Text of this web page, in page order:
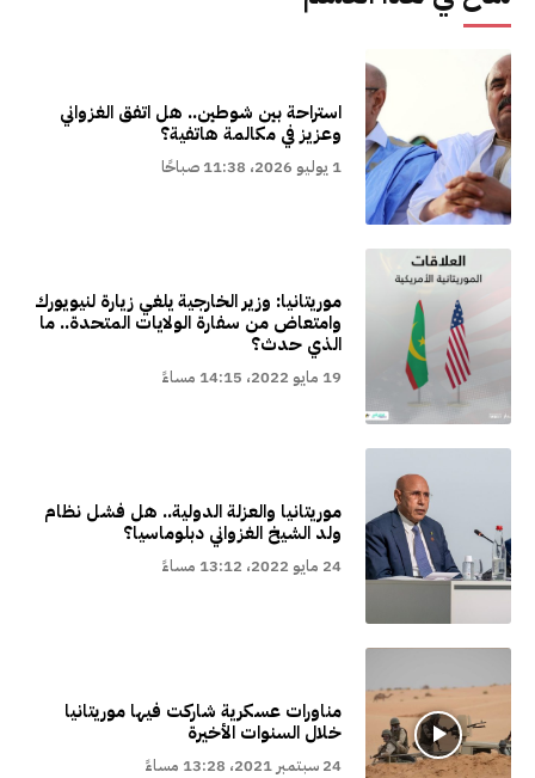
استراحة بين شوطين.. هل اتفق الغزواني
وعزيز في مكالمة هاتفية؟
1 يوليو 2026، 11:38 صباحًا
موريتانيا: وزير الخارجية يلغي زيارة لنيويورك
وامتعاض من سفارة الولايات المتحدة.. ما
الذي حدث؟
19 مايو 2022، 14:15 مساءً
موريتانيا والعزلة الدولية.. هل فشل نظام
ولد الشيخ الغزواني دبلوماسيا؟
24 مايو 2022، 13:12 مساءً
مناورات عسكرية شاركت فيها موريتانيا
خلال السنوات الأخيرة
24 سبتمبر 2021، 13:28 مساءً